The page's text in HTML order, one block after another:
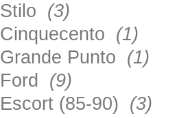
Stilo (3)
Cinquecento (1)
Grande Punto (1)
Ford (9)
Escort (85-90) (3)